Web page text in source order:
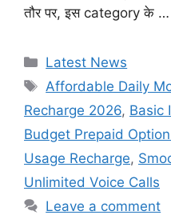
तौर पर, इस category के …
Categories
Latest News
Tags
Affordable Daily
Recharge 2026, Basic
Budget Prepaid
Usage Recharge,
Unlimited Voice Calls
Leave a comment